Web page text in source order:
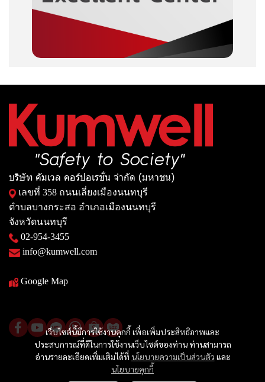
เว็บไซต์นี้มีการใช้งานคุกกี้ เพื่อเพิ่มประสิทธิภาพและ
ประสบการณ์ที่ดีในการใช้งานเว็บไซต์ของท่าน ท่านสามารถ
อ่านรายละเอียดเพิ่มเติมได้ที่ นโยบายความเป็นส่วนตัว และ
นโยบายคุกกี้
บริษัท คัมเวล คอร์ปอเรชั่น จำกัด (มหาชน)
เลขที่ 358 ถนนเลี่ยงเมืองนนทบุรี
ตำบลบางกระสอ อำเภอเมืองนนทบุรี
จังหวัดนนทบุรี
02-954-3455
info@kumwell.com
Google Map